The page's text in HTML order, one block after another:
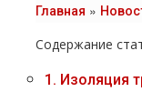
Главная »
Содержание
1. Изоляция